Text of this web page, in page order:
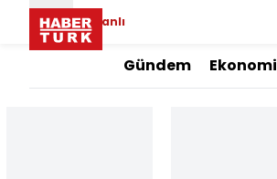
Canlı
Gündem Ekonomi